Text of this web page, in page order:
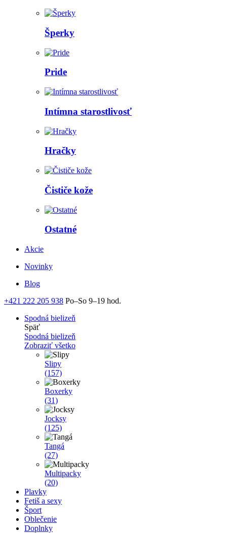
Šperky
Pride
Intímna starostlivosť
Hračky
Čističe kože
Ostatné
Akcie
Novinky
Blog
+421 222 205 938 Po–So 9–19 hod.
Spodná bielizeň
Späť
Spodná bielizeň
Zobraziť všetko
Slipy
(157)
Boxerky
(31)
Jocksy
(125)
Tangá
(27)
Multipacky
(20)
Plavky
Fetiš a sexy
Šport
Oblečenie
Doplnky